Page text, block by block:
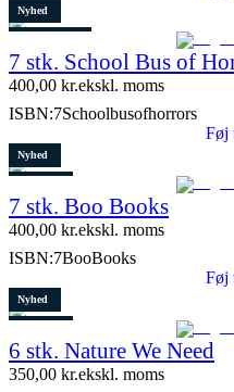
Nyhed
7 stk. School Bus of
400,00 kr.ekskl. moms
ISBN:7Schoolbusofhorrors
Føj
Nyhed
2 stk. tilbage
7 stk. Boo Books
400,00 kr.ekskl. moms
ISBN:7BooBooks
Føj
Nyhed
8 stk. tilbage
6 stk. Nature We Need
350,00 kr.ekskl. moms